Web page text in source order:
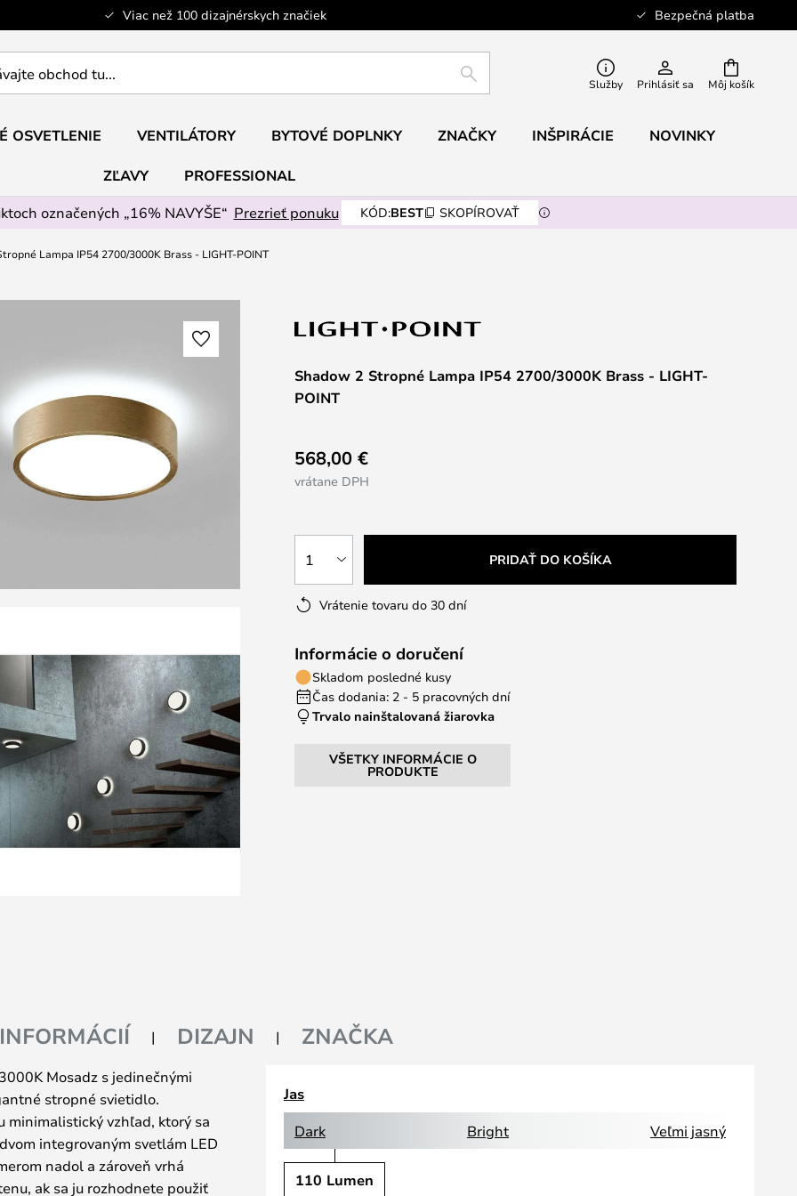
Viac než 100 dizajnérskych značiek Bezpečná platba
Môj košík
HĽADAŤ Služby Prihlásiť sa
OSVETLENIE VENTILÁTORY BYTOVÉ DOPLNKY ZNAČKY INŠPIRÁCIE NOVINKY
ZĽAVY
PROFESSIONAL
označených „16% NAVYŠE“ Prezrieť ponuku KÓD:BEST SKOPÍROVAŤ
Lampa IP54 2700/3000K Brass - LIGHT-POINT
Shadow 2 Stropné Lampa IP54 2700/3000K Brass - LIGHT-
POINT
568,00 €
vrátane DPH
1 PRIDAŤ DO KOŠÍKA
Vrátenie tovaru do 30 dní
Informácie o doručení
Skladom posledné kusy
Čas dodania: 2 - 5 pracovných dní
Trvalo nainštalovaná žiarovka
VŠETKY INFORMÁCIE O
PRODUKTE
DIZAJN ZNAČKA
Mosadz s jedinečnými
stropné svietidlo.
minimalistický vzhľad, ktorý sa
integrovaným svetlám LED
nadol a zároveň vrhá
ak sa ju rozhodnete použiť
Jas
Dark Bright Veľmi jasný
110 Lumen